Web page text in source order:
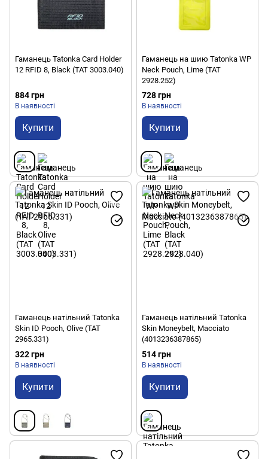
Гаманець Tatonka Card Holder
12 RFID 8, Black (TAT 3003.040)
884 грн
В наявності
Купити
Гаманець на шию Tatonka WP
Neck Pouch, Lime (TAT
2928.252)
728 грн
В наявності
Купити
Гаманець натільний Tatonka
Skin ID Pooch, Olive (TAT
2965.331)
322 грн
В наявності
Купити
Гаманець натільний Tatonka
Skin Moneybelt, Macciato
(4013236387865)
514 грн
В наявності
Купити